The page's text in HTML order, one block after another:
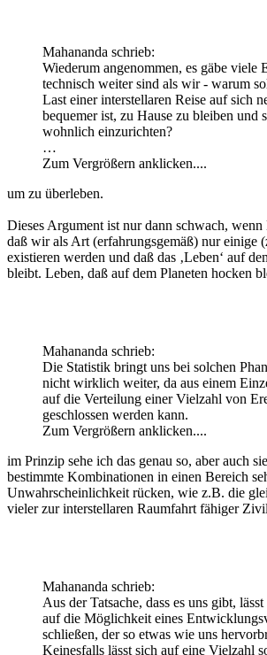
Mahananda schrieb:
Wiederum angenommen, es gäbe viele
technisch weiter sind als wir - warum
Last einer interstellaren Reise auf sich
bequemer ist, zu Hause zu bleiben und
wohnlich einzurichten?
…
Zum Vergrößern anklicken....
um zu überleben.
Dieses Argument ist nur dann schwach, wenn
daß wir als Art (erfahrungsgemäß) nur einige
existieren werden und daß das ‚Leben‘ auf
bleibt. Leben, daß auf dem Planeten hocken
Mahananda schrieb:
Die Statistik bringt uns bei solchen
nicht wirklich weiter, da aus einem
auf die Verteilung einer Vielzahl von
geschlossen werden kann.
Zum Vergrößern anklicken....
im Prinzip sehe ich das genau so, aber auch
bestimmte Kombinationen in einen Bereich
Unwahrscheinlichkeit rücken, wie z.B. die
vieler zur interstellaren Raumfahrt fähiger
Mahananda schrieb:
Aus der Tatsache, dass es uns gibt,
auf die Möglichkeit eines
schließen, der so etwas wie uns
Keinesfalls lässt sich auf eine Vielzahl